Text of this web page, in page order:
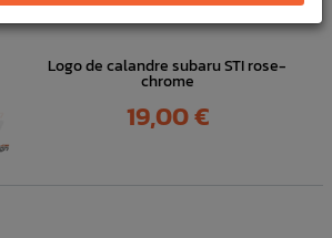
Logo de calandre subaru STI rose-
chrome
Prix
19,00 €